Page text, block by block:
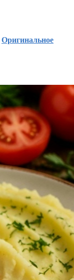
Оригинальное